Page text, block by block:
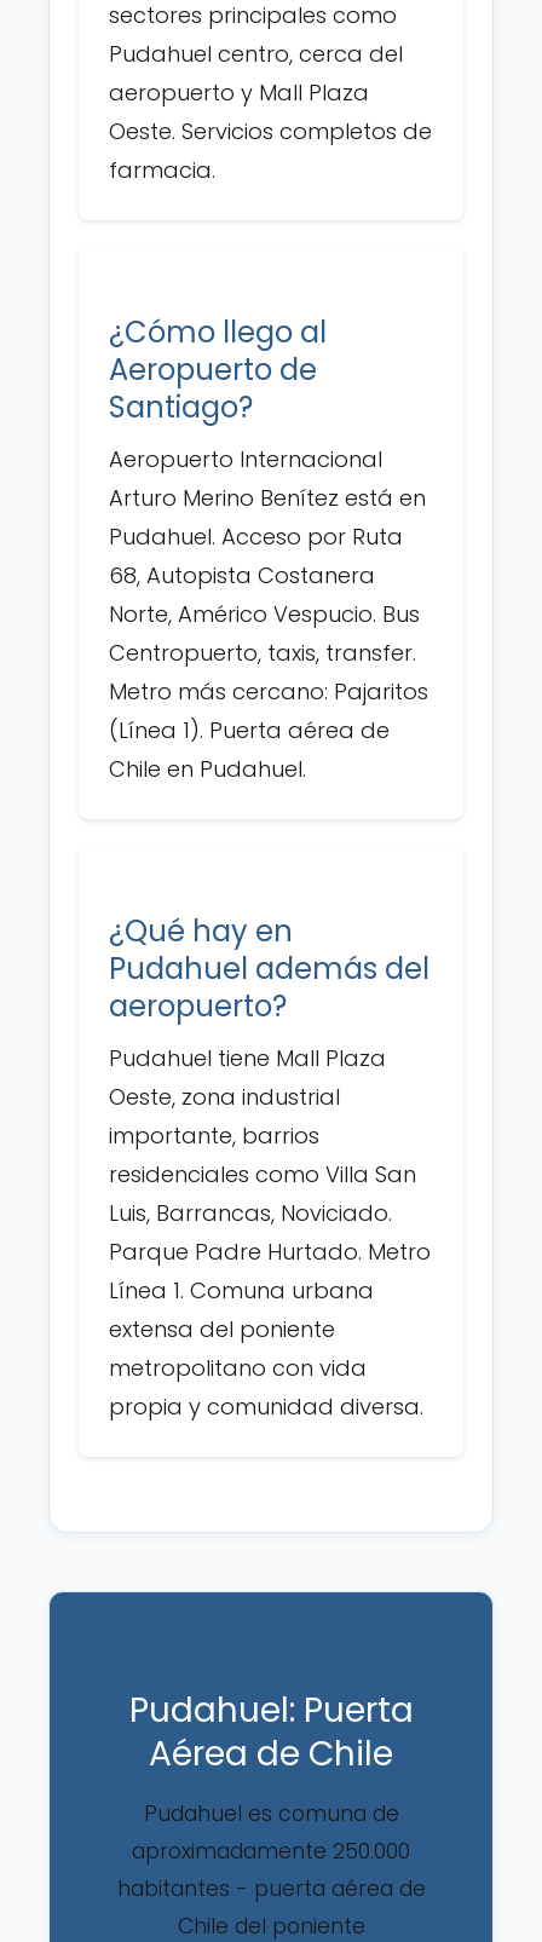
sectores principales como
Pudahuel centro, cerca del
aeropuerto y Mall Plaza
Oeste. Servicios completos de
farmacia.
¿Cómo llego al
Aeropuerto de
Santiago?
Aeropuerto Internacional
Arturo Merino Benítez está en
Pudahuel. Acceso por Ruta
68, Autopista Costanera
Norte, Américo Vespucio. Bus
Centropuerto, taxis, transfer.
Metro más cercano: Pajaritos
(Línea 1). Puerta aérea de
Chile en Pudahuel.
¿Qué hay en
Pudahuel además del
aeropuerto?
Pudahuel tiene Mall Plaza
Oeste, zona industrial
importante, barrios
residenciales como Villa San
Luis, Barrancas, Noviciado.
Parque Padre Hurtado. Metro
Línea 1. Comuna urbana
extensa del poniente
metropolitano con vida
propia y comunidad diversa.
Pudahuel: Puerta
Aérea de Chile
Pudahuel es comuna de
aproximadamente 250.000
habitantes - puerta aérea de
Chile del poniente